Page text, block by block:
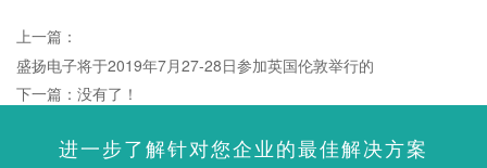
上一篇：
盛扬电子将于2019年7月27-28日参加英国伦敦举行的
下一篇：没有了！
进一步了解针对您企业的最佳解决方案